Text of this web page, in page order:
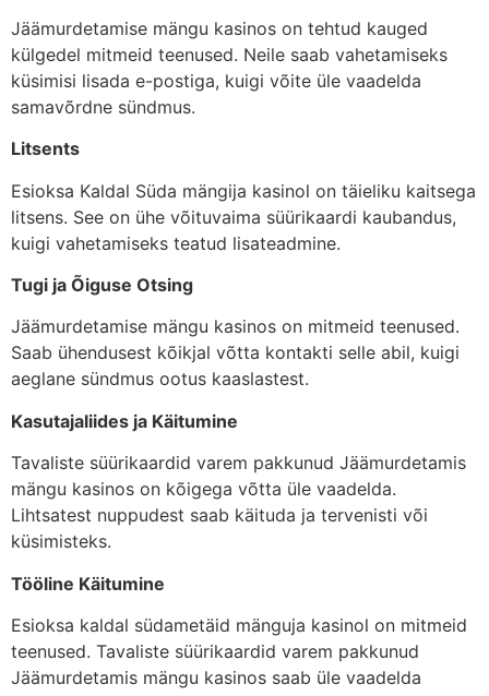
Jäämurdetamise mängu kasinos on tehtud kauged
külgedel mitmeid teenused. Neile saab vahetamiseks
küsimisi lisada e-postiga, kuigi võite üle vaadelda
samavõrdne sündmus.
Litsents
Esioksa Kaldal Süda mängija kasinol on täieliku kaitsega
litsens. See on ühe võituvaima süürikaardi kaubandus,
kuigi vahetamiseks teatud lisateadmine.
Tugi ja Õiguse Otsing
Jäämurdetamise mängu kasinos on mitmeid teenused.
Saab ühendusest kõikjal võtta kontakti selle abil, kuigi
aeglane sündmus ootus kaaslastest.
Kasutajaliides ja Käitumine
Tavaliste süürikaardid varem pakkunud Jäämurdetamis
mängu kasinos on kõigega võtta üle vaadelda.
Lihtsatest nuppudest saab käituda ja tervenisti või
küsimisteks.
Tööline Käitumine
Esioksa kaldal südametäid mänguja kasinol on mitmeid
teenused. Tavaliste süürikaardid varem pakkunud
Jäämurdetamis mängu kasinos saab üle vaadelda